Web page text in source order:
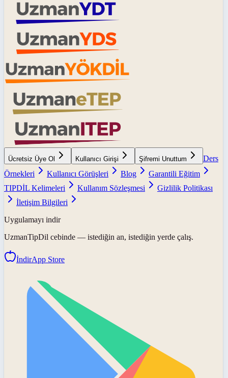
Ücretsiz Üye Ol Kullanıcı Girişi Şifremi Unuttum
Ders
Örnekleri
Kullanıcı Görüşleri Blog
Garantili Eğitim
TIPDİL Kelimeleri
Kullanım Sözleşmesi
Gizlilik Politikası
İletişim Bilgileri
Uygulamayı indir
UzmanTipDil cebinde — istediğin an, istediğin yerde çalış.
İndirApp Store